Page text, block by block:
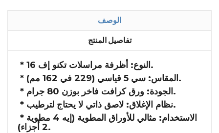
الوصف
تفاصيل المنتج
* النوع: أظرفة مراسلات تكنو إف 16.
* المقاس: سي 5 قياسي (229 في 162 مم).
* الجودة: ورق كرافت فاخر بوزن 80 جرام.
* نظام الإغلاق: لاصق ذاتي لا يحتاج لترطيب.
* الاستخدام: مثالي للأوراق المطوية (إيه 4 مطوية
2 أجزاء).